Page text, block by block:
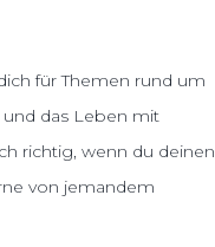
für Themen rund um
das Leben mit
richtig, wenn du deinen
von jemandem